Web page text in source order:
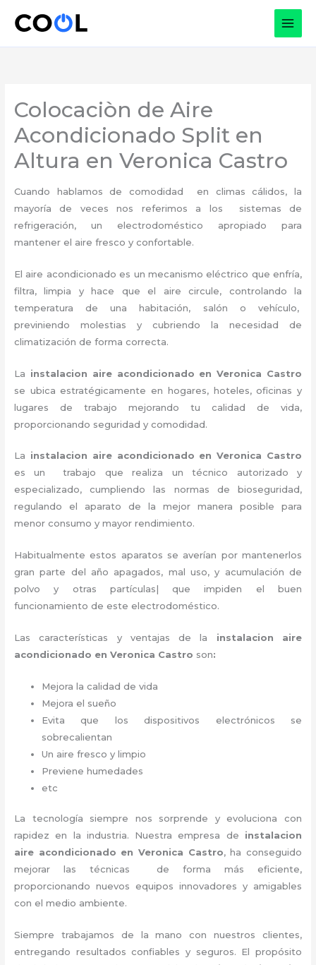
Colocaciòn de Aire
Acondicionado Split en
Altura en Veronica Castro
Cuando hablamos de comodidad en climas cálidos, la
mayoría de veces nos referimos a los sistemas de
refrigeración, un electrodoméstico apropiado para
mantener el aire fresco y confortable.
El aire acondicionado es un mecanismo eléctrico que enfría,
filtra, limpia y hace que el aire circule, controlando la
temperatura de una habitación, salón o vehículo,
previniendo molestias y cubriendo la necesidad de
climatización de forma correcta.
La instalacion aire acondicionado en Veronica Castro
se ubica estratégicamente en hogares, hoteles, oficinas y
lugares de trabajo
mejorando tu calidad de vida,
proporcionando seguridad y comodidad.
La instalacion aire acondicionado en Veronica Castro
es un
trabajo que realiza un técnico autorizado y
especializado, cumpliendo las normas de bioseguridad,
regulando el aparato de la mejor manera posible para
menor consumo y mayor rendimiento.
Habitualmente estos aparatos se averían por mantenerlos
gran parte del año apagados, mal uso, y acumulación de
polvo y otras partículas| que impiden el buen
funcionamiento de este electrodoméstico.
Las características y ventajas de la instalacion aire
acondicionado en Veronica Castro son:
Mejora la calidad de vida
Mejora el sueño
Evita que los dispositivos electrónicos se
sobrecalientan
Un aire fresco y limpio
Previene humedades
etc
La tecnología siempre nos sorprende y evoluciona con
rapidez en la industria. Nuestra empresa de instalacion
aire acondicionado en Veronica Castro, ha conseguido
mejorar las técnicas de forma más eficiente,
proporcionando nuevos equipos innovadores y amigables
con el medio ambiente.
Siempre trabajamos de la mano con nuestros clientes,
entregando resultados confiables y seguros. El propósito